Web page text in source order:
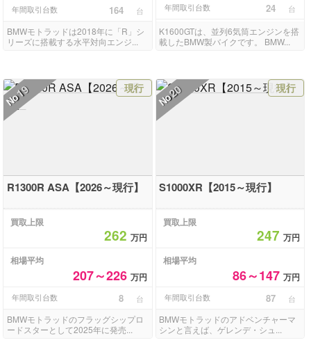
年間取引台数 164 台
BMWモトラッドは2018年に「R」シ
リーズに搭載する水平対向エンジ...
年間取引台数 24 台
K1600GTは、並列6気筒エンジンを搭
載したBMW製バイクです。 BMW...
No
19 現行
R1300R ASA【2026～現行】
買取上限
262万円
相場平均
207～226万円
年間取引台数 8 台
BMWモトラッドのフラッグシップロ
ードスターとして2025年に発売...
No
20 現行
S1000XR【2015～現行】
買取上限
247 万円
相場平均
86～147 万円
年間取引台数 87 台
BMWモトラッドのアドベンチャーマ
シンと言えば、ゲレンデ・シュ...